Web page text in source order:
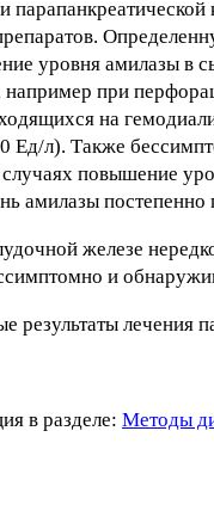
уровня амилазы в
например при
на
Ед/л). Также
случаях повышение
амилазы постепенно
железе
и
результаты лечения
в разделе: Методы